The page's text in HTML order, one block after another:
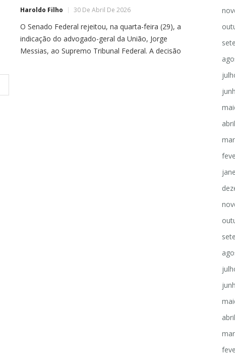
Haroldo Filho 30 De Abril De 2026
O Senado Federal rejeitou, na quarta-feira (29), a
indicação do advogado-geral da União, Jorge
Messias, ao Supremo Tribunal Federal. A decisão